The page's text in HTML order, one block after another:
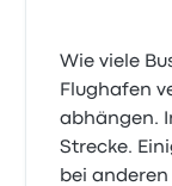
Wie viele
Flughafen
abhängen.
Strecke.
bei